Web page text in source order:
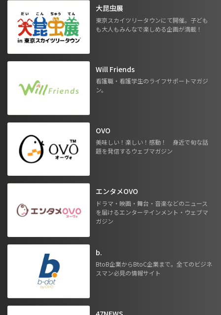
大昆虫展
東京スカイツリータウンにて開催。子ども
も大人もみんなで楽しめる企画が満載！
Will Friends
看護職・看護学生のライフサポートマガジ
ン。
OVO
美味しい！楽しい！感動！ 身近で旬な話
題を発信するウェブマガジン
エンタメOVO
ドラマ・映画・舞台・音楽などのニュース
を届けるエンターテインメント・ウェブマ
ガジン
b.
BtoB企業からBtoC企業まで。全てのビジネ
スマン必見の情報サイト